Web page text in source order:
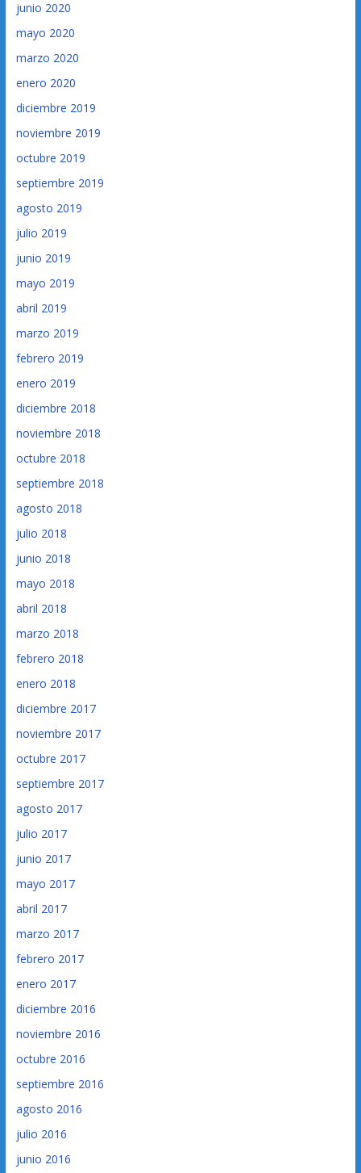
junio 2020
mayo 2020
marzo 2020
enero 2020
diciembre 2019
noviembre 2019
octubre 2019
septiembre 2019
agosto 2019
julio 2019
junio 2019
mayo 2019
abril 2019
marzo 2019
febrero 2019
enero 2019
diciembre 2018
noviembre 2018
octubre 2018
septiembre 2018
agosto 2018
julio 2018
junio 2018
mayo 2018
abril 2018
marzo 2018
febrero 2018
enero 2018
diciembre 2017
noviembre 2017
octubre 2017
septiembre 2017
agosto 2017
julio 2017
junio 2017
mayo 2017
abril 2017
marzo 2017
febrero 2017
enero 2017
diciembre 2016
noviembre 2016
octubre 2016
septiembre 2016
agosto 2016
julio 2016
junio 2016